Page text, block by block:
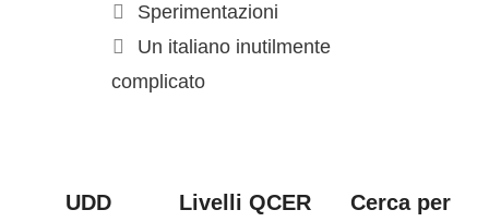
Sperimentazioni
Un italiano inutilmente
complicato
UDD
Livelli QCER
Cerca per